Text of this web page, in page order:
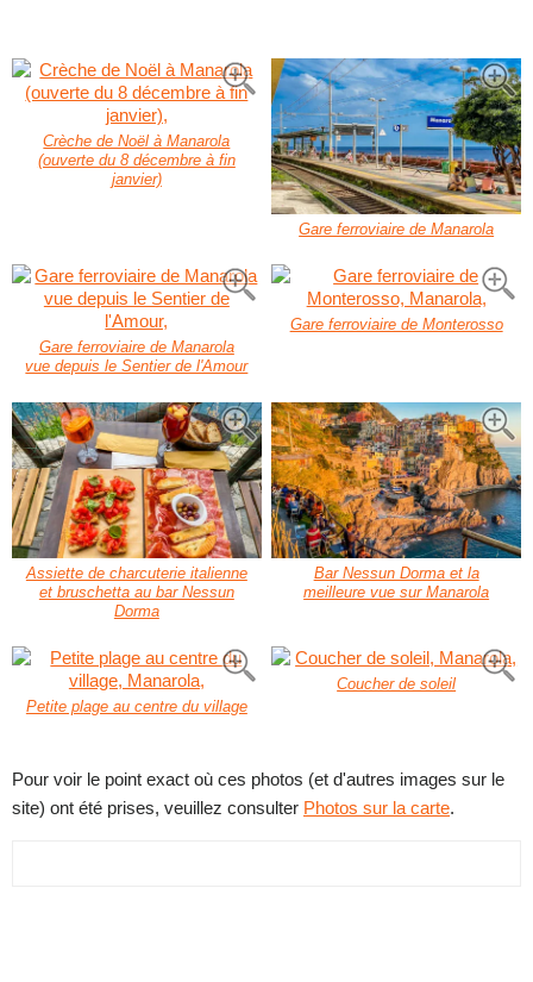
Crèche de Noël à Manarola
(ouverte du 8 décembre à fin
janvier)
Gare ferroviaire de Manarola
Gare ferroviaire de Manarola
vue depuis le Sentier de l'Amour
Gare ferroviaire de Monterosso
Assiette de charcuterie italienne
et bruschetta au bar Nessun
Dorma
Bar Nessun Dorma et la
meilleure vue sur Manarola
Petite plage au centre du village
Coucher de soleil
Pour voir le point exact où ces photos (et d'autres images sur le
site) ont été prises, veuillez consulter Photos sur la carte.